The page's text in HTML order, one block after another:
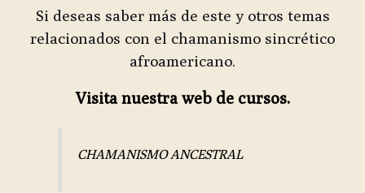
Si deseas saber más de este y otros temas
relacionados con el chamanismo sincrético
afroamericano.
Visita nuestra web de cursos.
CHAMANISMO ANCESTRAL